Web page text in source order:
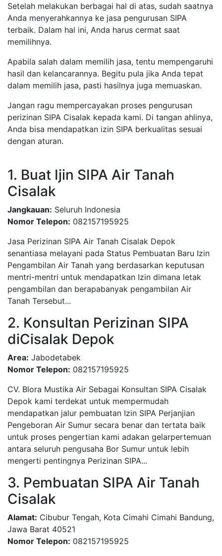
Setelah melakukan berbagai hal di atas, sudah saatnya
Anda menyerahkannya ke jasa pengurusan SIPA
terbaik. Dalam hal ini, Anda harus cermat saat
memilihnya.
Apabila salah dalam memilih jasa, tentu mempengaruhi
hasil dan kelancarannya. Begitu pula jika Anda tepat
dalam memilih jasa, pasti hasilnya juga memuaskan.
Jangan ragu mempercayakan proses pengurusan
perizinan SIPA Cisalak kepada kami. Di tangan ahlinya,
Anda bisa mendapatkan izin SIPA berkualitas sesuai
dengan aturan.
1. Buat Ijin SIPA Air Tanah
Cisalak
Jangkauan: Seluruh Indonesia
Nomor Telepon: 082157195925
Jasa Perizinan SIPA Air Tanah Cisalak Depok
senantiasa melayani pada Status Pembuatan Baru Izin
Pengambilan Air Tanah yang berdasarkan keputusan
mentri-mentri untuk mendapatkan Izin dimana letak
pengambilan dan berapabanyak pengambilan Air
Tanah Tersebut...
2. Konsultan Perizinan SIPA
diCisalak Depok
Area: Jabodetabek
Nomor Telepon: 082157195925
CV. Blora Mustika Air Sebagai Konsultan SIPA Cisalak
Depok kami terdekat untuk mempermudah
mendapatkan jalur pembuatan Izin SIPA Perjanjian
Pengeboran Air Sumur secara benar dan tertata baik
untuk proses pengertian kami adakan gelarpertemuan
antara seluruh pengusaha Bor Sumur untuk lebih
mengerti pentingnya Perizinan SIPA...
3. Pembuatan SIPA Air Tanah
Cisalak
Alamat: Cibubur Tengah, Kota Cimahi Cimahi Bandung,
Jawa Barat 40521
Nomor Telepon: 082157195925